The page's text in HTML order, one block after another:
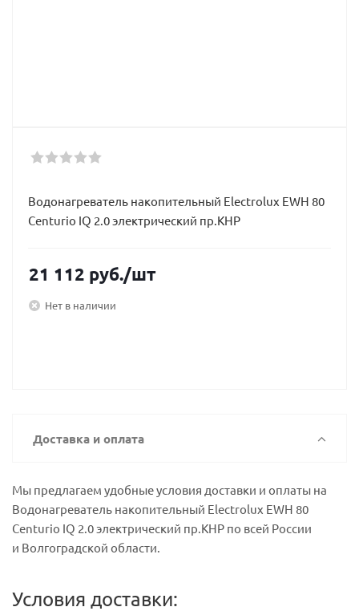
Водонагреватель накопительный Electrolux EWH 80
Centurio IQ 2.0 электрический пр.КНР
21 112 руб./шт
Нет в наличии
Доставка и оплата
Мы предлагаем удобные условия доставки и оплаты на
Водонагреватель накопительный Electrolux EWH 80
Centurio IQ 2.0 электрический пр.КНР по всей России
и Волгоградской области.
Условия доставки: